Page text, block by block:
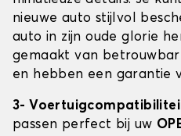
nieuwe auto stijlvol
auto in zijn oude glorie
gemaakt van
en hebben een garantie
3-
passen perfect bij uw